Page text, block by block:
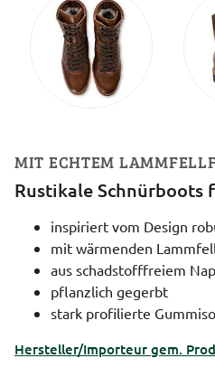
MIT ECHTEM
Rustikale Schnürboots
inspiriert vom Design
mit wärmenden
aus schadstofffreiem
pflanzlich gegerbt
stark profilierte
Hersteller/Importeur gem.